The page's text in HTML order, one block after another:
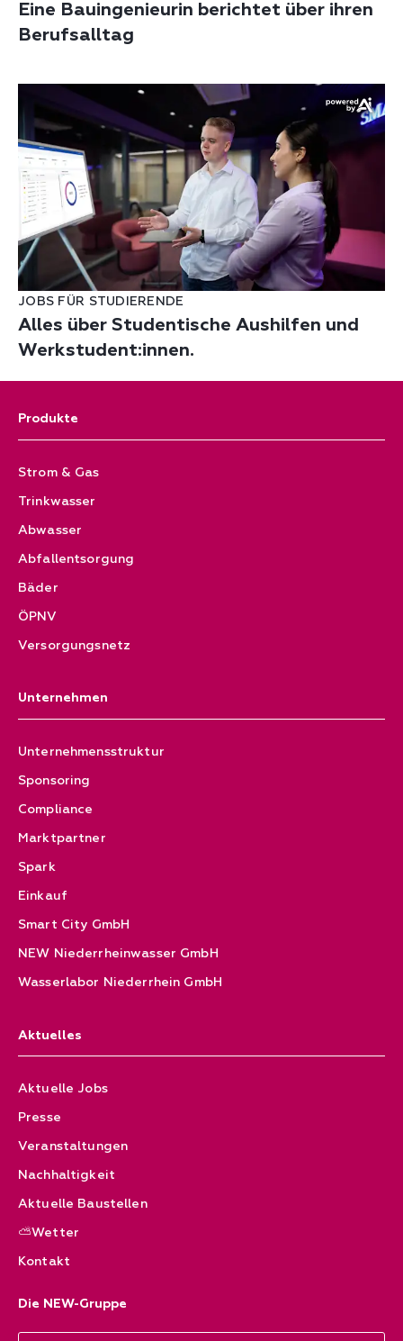
Eine Bauingenieurin berichtet über ihren
Berufsalltag
JOBS FÜR STUDIERENDE
Alles über Studentische Aushilfen und
Werkstudent:innen.
Produkte
Strom & Gas
Trinkwasser
Abwasser
Abfallentsorgung
Bäder
ÖPNV
Versorgungsnetz
Unternehmen
Unternehmensstruktur
Sponsoring
Compliance
Marktpartner
Spark
Einkauf
Smart City GmbH
NEW Niederrheinwasser GmbH
Wasserlabor Niederrhein GmbH
Aktuelles
Aktuelle Jobs
Presse
Veranstaltungen
Nachhaltigkeit
Aktuelle Baustellen
⛅Wetter
Kontakt
Die NEW-Gruppe